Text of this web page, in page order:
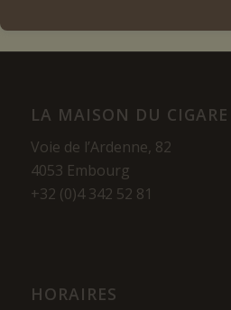
LA MAISON DU CIGARE
Voie de l’Ardenne, 82
4053 Embourg
+32 (0)4 342 52 81
HORAIRES